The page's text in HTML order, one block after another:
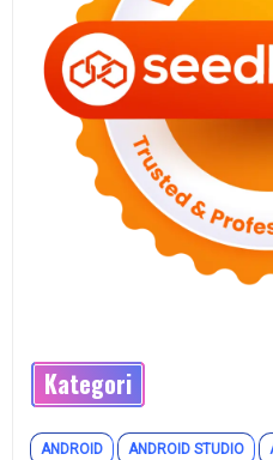
Kategori
ANDROID ANDROID STUDIO